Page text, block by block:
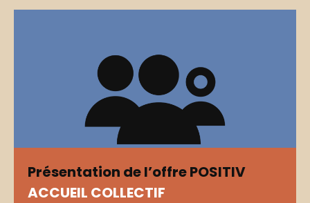
Présentation de l’offre POSITIV
ACCUEIL COLLECTIF